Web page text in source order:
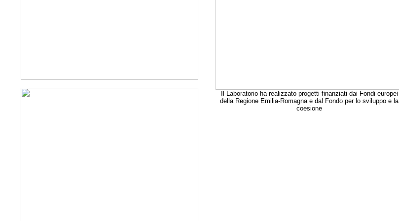
Il Laboratorio ha realizzato progetti finanziati dai Fondi europei
della Regione Emilia-Romagna e dal Fondo per lo sviluppo e la
coesione